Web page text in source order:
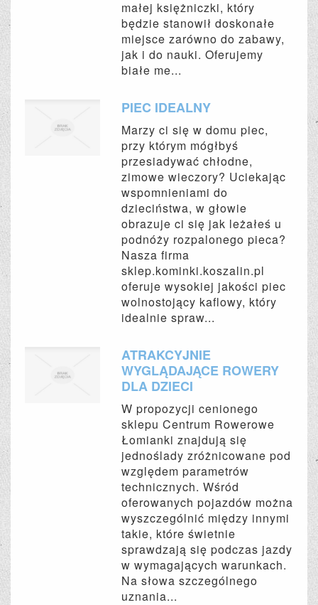
małej księżniczki, który
będzie stanowił doskonałe
miejsce zarówno do zabawy,
jak i do nauki. Oferujemy
białe me...
PIEC IDEALNY
Marzy ci się w domu piec,
przy którym mógłbyś
przesiadywać chłodne,
zimowe wieczory? Uciekając
wspomnieniami do
dzieciństwa, w głowie
obrazuje ci się jak leżałeś u
podnóży rozpalonego pieca?
Nasza firma
sklep.kominki.koszalin.pl
oferuje wysokiej jakości piec
wolnostojący kaflowy, który
idealnie spraw...
ATRAKCYJNIE
WYGLĄDAJĄCE ROWERY
DLA DZIECI
W propozycji cenionego
sklepu Centrum Rowerowe
Łomianki znajdują się
jednoślady zróżnicowane pod
względem parametrów
technicznych. Wśród
oferowanych pojazdów można
wyszczególnić między innymi
takie, które świetnie
sprawdzają się podczas jazdy
w wymagających warunkach.
Na słowa szczególnego
uznania...